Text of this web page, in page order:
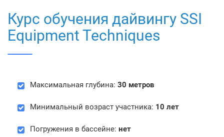
Курс обучения дайвингу SSI
Equipment Techniques
Максимальная глубина: 30 метров
Минимальный возраст участника: 10 лет
Погружения в бассейне: нет